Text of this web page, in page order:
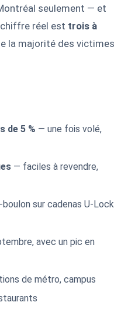
seulement — et
réel est trois à
la majorité des victimes
de 5 % — une fois volé,
— faciles à revendre,
sur cadenas U-Lock
avec un pic en
de métro, campus